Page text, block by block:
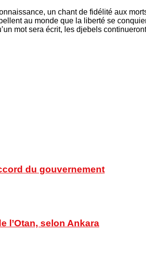
un chant de fidélité aux
au monde que la liberté se
mot sera écrit, les djebels
du gouvernement
l’Otan, selon Ankara